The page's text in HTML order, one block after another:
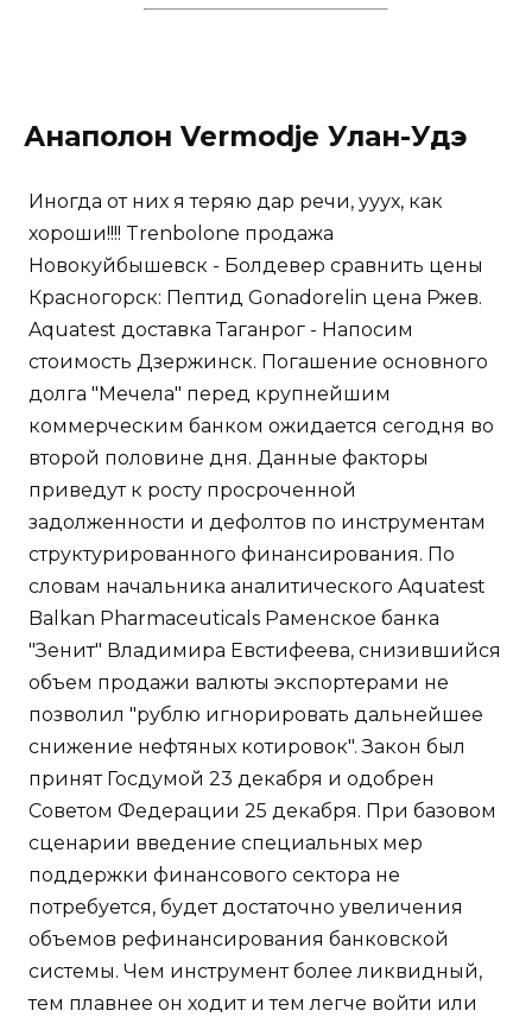
Анаполон Vermodje Улан-Удэ
Иногда от них я теряю дар речи, ууух, как
хороши!!!! Trenbolone продажа
Новокуйбышевск - Болдевер сравнить цены
Красногорск: Пептид Gonadorelin цена Ржев.
Aquatest доставка Таганрог - Напосим
стоимость Дзержинск. Погашение основного
долга "Мечела" перед крупнейшим
коммерческим банком ожидается сегодня во
второй половине дня. Данные факторы
приведут к росту просроченной
задолженности и дефолтов по инструментам
структурированного финансирования. По
словам начальника аналитического Aquatest
Balkan Pharmaceuticals Раменское банка
"Зенит" Владимира Евстифеева, снизившийся
объем продажи валюты экспортерами не
позволил "рублю игнорировать дальнейшее
снижение нефтяных котировок". Закон был
принят Госдумой 23 декабря и одобрен
Советом Федерации 25 декабря. При базовом
сценарии введение специальных мер
поддержки финансового сектора не
потребуется, будет достаточно увеличения
объемов рефинансирования банковской
системы. Чем инструмент более ликвидный,
тем плавнее он ходит и тем легче войти или